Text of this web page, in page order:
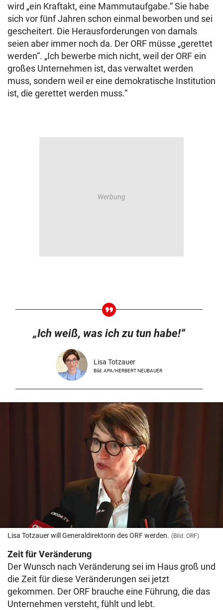
wird „ein Kraftakt, eine Mammutaufgabe.“ Sie habe
sich vor fünf Jahren schon einmal beworben und sei
gescheitert. Die Herausforderungen von damals
seien aber immer noch da. Der ORF müsse „gerettet
werden“. „Ich bewerbe mich nicht, weil der ORF ein
großes Unternehmen ist, das verwaltet werden
muss, sondern weil er eine demokratische Institution
ist, die gerettet werden muss.“
„Ich weiß, was ich zu tun habe!“
Lisa Totzauer
Bild: APA/HERBERT NEUBAUER
Lisa Totzauer will Generaldirektorin des ORF werden. (Bild: ORF)
Zeit für Veränderung
Der Wunsch nach Veränderung sei im Haus groß und
die Zeit für diese Veränderungen sei jetzt
gekommen. Der ORF brauche eine Führung, die das
Unternehmen versteht, fühlt und lebt.